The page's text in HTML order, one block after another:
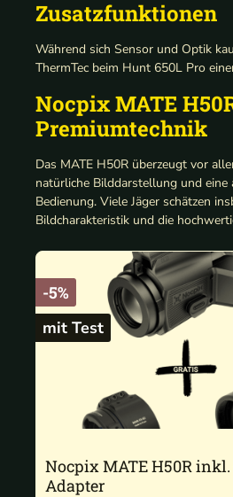
Zusatzfunktionen
Während sich Sensor und Optik
ThermTec beim Hunt 650L Pro
Nocpix MATE
Premiumtechnik
Das MATE H50R überzeugt vor
natürliche Bilddarstellung und
Bedienung. Viele Jäger schätzen
Bildcharakteristik und die
-5%
mit Test
Nocpix MATE H50R inkl.
Adapter